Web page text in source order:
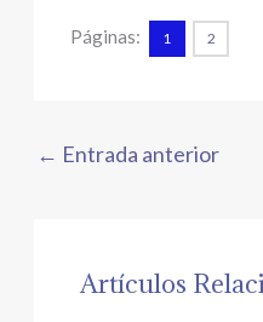
Páginas: 1 2
← Entrada anterior
Artículos